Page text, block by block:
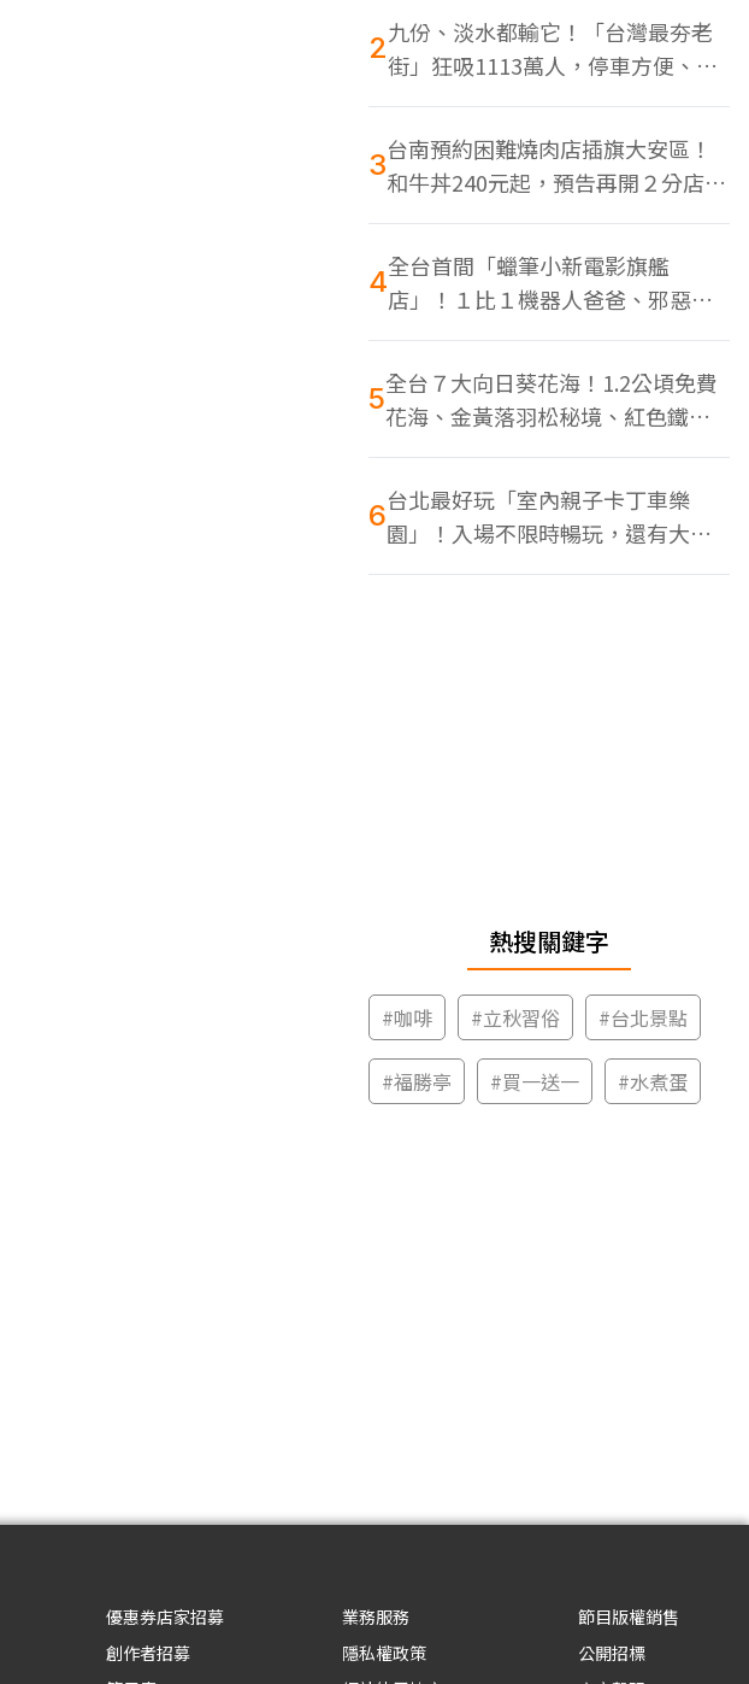
2九份、淡水都輸它！「台灣最夯老
街」狂吸1113萬人，停車方便、特
色美食多
3台南預約困難燒肉店插旗大安區！
和牛丼240元起，預告再開２分店、
地點曝光
4全台首間「蠟筆小新電影旗艦
店」！１比１機器人爸爸、邪惡正
男，百款周邊買翻
5全台７大向日葵花海！1.2公頃免費
花海、金黃落羽松秘境、紅色鐵橋
同框
6台北最好玩「室內親子卡丁車樂
園」！入場不限時暢玩，還有大螢
幕Switch遊戲區
熱搜關鍵字
#咖啡 #立秋習俗 #台北景點
#福勝亭 #買一送一 #水煮蛋
優惠券店家招募
創作者招募
業務服務
隱私權政策
節目版權銷售
公開招標